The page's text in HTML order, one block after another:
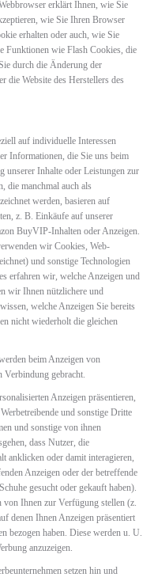
erklärt Ihnen, wie Sie
wie Sie Ihren Browser
erhalten oder auch, wie Sie
Funktionen wie Flash Cookies, die
durch die Änderung der
die Website des Herstellers des
auf individuelle Interessen
Informationen, die Sie uns beim
unserer Inhalte oder Leistungen zur
die manchmal auch als
werden, basieren auf
z. B. Einkäufe auf unserer
BuyVIP-Inhalten oder Anzeigen.
wir Cookies, Web-
und sonstige Technologien
erfahren wir, welche Anzeigen und
wir Ihnen nützlichere und
welche Anzeigen Sie bereits
nicht wiederholt die gleichen
beim Anzeigen von
Verbindung gebracht.
Anzeigen präsentieren,
und sonstige Dritte
und sonstige von ihnen
dass Nutzer, die
anklicken oder damit interagieren,
Anzeigen oder der betreffende
gesucht oder gekauft haben).
Ihnen zur Verfügung stellen (z.
denen Ihnen Anzeigen präsentiert
bezogen haben. Diese werden u. U.
anzuzeigen.
setzen hin und